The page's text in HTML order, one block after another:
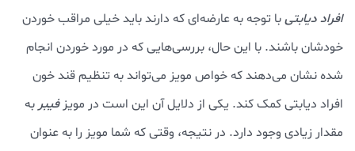
افراد دیابتیبا توجه به عارضه‌ای که دارند باید خیلی مراقب خوردن
خودشان باشند. با این حال، بررسی‌هایی که در مورد خوردن انجام
شده نشان می‌دهند که خواص مویز می‌تواند به تنظیم قند خون
افراد دیابتی کمک کند. یکی از دلایل آن این است در مویزفیبر به
مقدار زیادی وجود دارد. در نتیجه، وقتی که شما مویز را به عنوان